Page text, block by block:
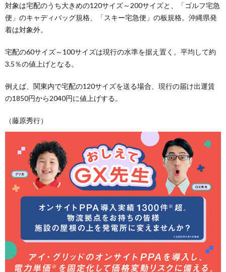
対象は宅配のうち大きめの120サイズ～200サイズと、「ゴルフ宅急
便」のキャディバッグ規格、「スキー宅急便」の板規格。沖縄県発
着は対象外。
宅配の60サイズ～100サイズは現行の水準を据え置く。平均して約
3.5％の値上げとなる。
例えば、関東内で宅配の120サイズを送る場合、現行の届け出運賃
の1850円から2040円に値上げする。
（藤原秀行）